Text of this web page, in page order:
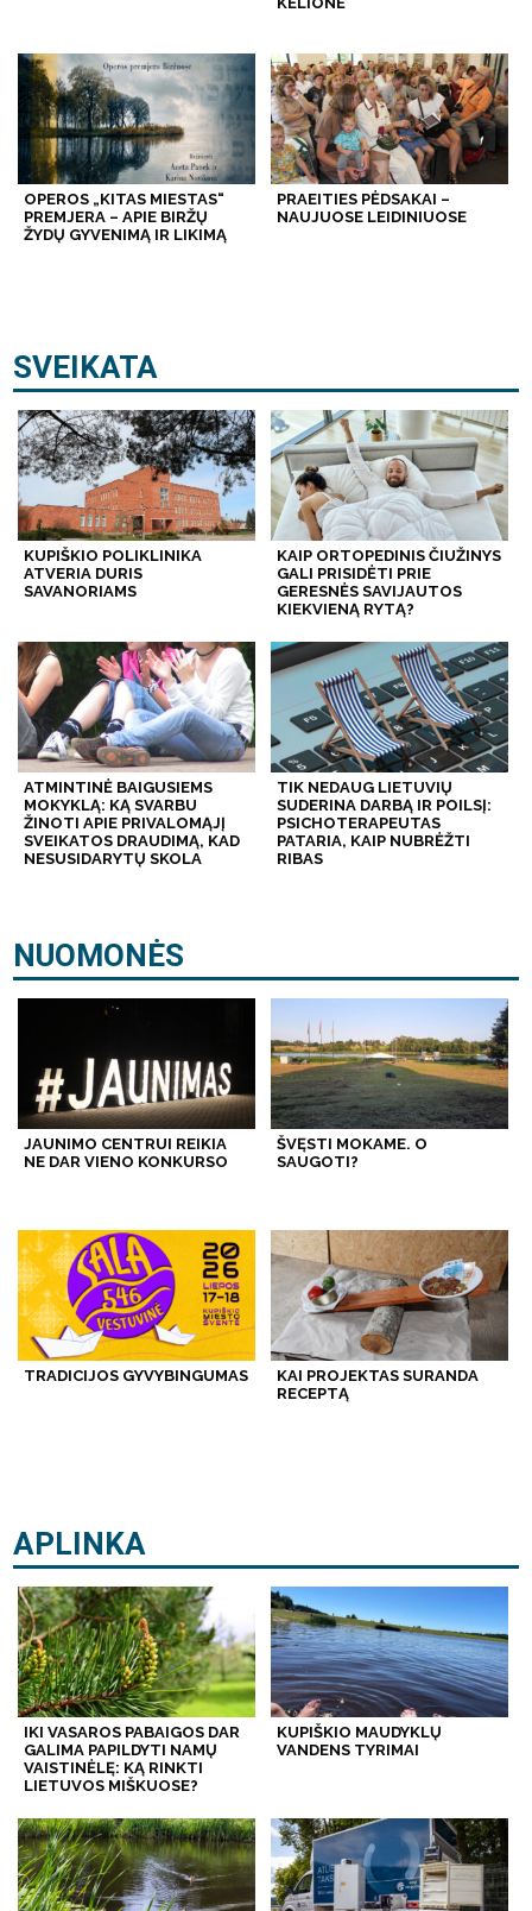
OPEROS „KITAS MIESTAS“
PREMJERA – APIE BIRŽŲ
ŽYDŲ GYVENIMĄ IR LIKIMĄ
PRAEITIES PĖDSAKAI –
NAUJUOSE LEIDINIUOSE
SVEIKATA
KUPIŠKIO POLIKLINIKA
ATVERIA DURIS
SAVANORIAMS
KAIP ORTOPEDINIS ČIUŽINYS
GALI PRISIDĖTI PRIE
GERESNĖS SAVIJAUTOS
KIEKVIENĄ RYTĄ?
ATMINTINĖ BAIGUSIEMS
MOKYKLĄ: KĄ SVARBU
ŽINOTI APIE PRIVALOMĄJĮ
SVEIKATOS DRAUDIMĄ, KAD
NESUSIDARYTŲ SKOLA
TIK NEDAUG LIETUVIŲ
SUDERINA DARBĄ IR POILSĮ:
PSICHOTERAPEUTAS
PATARIA, KAIP NUBRĖŽTI
RIBAS
NUOMONĖS
JAUNIMO CENTRUI REIKIA
NE DAR VIENO KONKURSO
ŠVĘSTI MOKAME. O
SAUGOTI?
TRADICIJOS GYVYBINGUMAS
KAI PROJEKTAS SURANDA
RECEPTĄ
APLINKA
IKI VASAROS PABAIGOS DAR
GALIMA PAPILDYTI NAMŲ
VAISTINĖLĘ: KĄ RINKTI
LIETUVOS MIŠKUOSE?
KUPIŠKIO MAUDYKLŲ
VANDENS TYRIMAI